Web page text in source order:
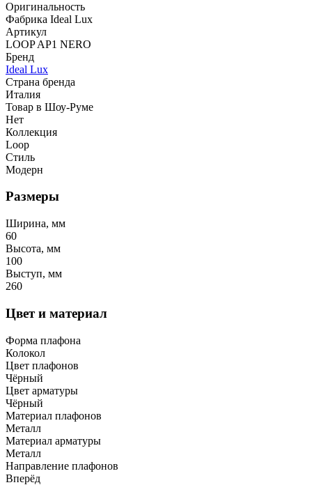
Оригинальность
Фабрика Ideal Lux
Артикул
LOOP AP1 NERO
Бренд
Ideal Lux
Страна бренда
Италия
Товар в Шоу-Руме
Нет
Коллекция
Loop
Стиль
Модерн
Размеры
Ширина, мм
60
Высота, мм
100
Выступ, мм
260
Цвет и материал
Форма плафона
Колокол
Цвет плафонов
Чёрный
Цвет арматуры
Чёрный
Материал плафонов
Металл
Материал арматуры
Металл
Направление плафонов
Вперёд